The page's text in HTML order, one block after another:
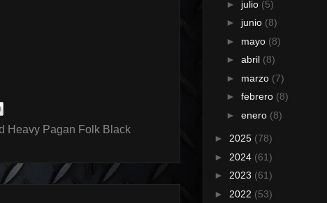
Heavy Pagan Folk Black
► julio (5)
► junio (8)
► mayo (8)
► abril (8)
► marzo (7)
► febrero (8)
► enero (8)
► 2025 (78)
► 2024 (61)
► 2023 (61)
► 2022 (53)